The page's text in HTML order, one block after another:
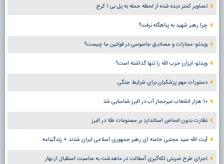
تصاویر کمتر دیده شده از لحظه حمله به پل بی ۱ کرج
چرا رهبر شهید به پناهگاه نرفت؟
ویدئو؛ مجازات و مصادیق جاسوسی در قوانین ما چیست؟
ویدئو؛ ایران حزب الله را تنها گذاشته است؟
دستورات مهم پزشکیان برای شرایط جنگی
۱۰ هزار انشعاب غیرمجاز آب در البرز شناسایی شد
نظارت بدون اغماض استاندارد بر مصنوعات طلا در البرز
آیت الله سید مجتبی خامنه ای رهبر جمهوری اسلامی ایران شدند + زندگینامه
اجرای طرح ضربتی لکه‌گیری آسفالت در ماهدشت به مناسبت استقبال از بهار